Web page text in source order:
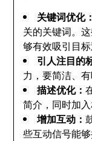
关键词优化
关的关键词。
够有效吸引目标
引人注目的
力，要简洁、
描述优化：
简介，同时加入
增加互动：
些互动信号能够